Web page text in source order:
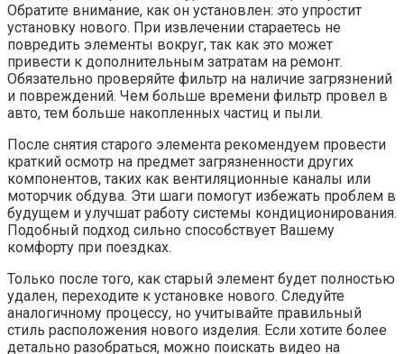
Обратите внимание, как он установлен: это упростит
установку нового. При извлечении стараетесь не
повредить элементы вокруг, так как это может
привести к дополнительным затратам на ремонт.
Обязательно проверяйте фильтр на наличие загрязнений
и повреждений. Чем больше времени фильтр провел в
авто, тем больше накопленных частиц и пыли.
После снятия старого элемента рекомендуем провести
краткий осмотр на предмет загрязненности других
компонентов, таких как вентиляционные каналы или
моторчик обдува. Эти шаги помогут избежать проблем в
будущем и улучшат работу системы кондиционирования.
Подобный подход сильно способствует Вашему
комфорту при поездках.
Только после того, как старый элемент будет полностью
удален, переходите к установке нового. Следуйте
аналогичному процессу, но учитывайте правильный
стиль расположения нового изделия. Если хотите более
детально разобраться, можно поискать видео на